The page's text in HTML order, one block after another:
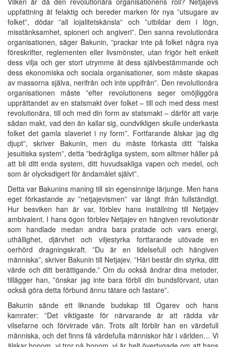
uppfattning ät felaktig och bereder marken för nya ”utsugare av
folket”, dödar ”all lojalitetskänsla” och ”utbildar dem i lögn,
misstänksamhet, spioneri och angiveri”. Den sanna revolutionära
organisationen, säger Bakunin, ”prackar inte på folket några nya
föreskrifter, reglementen eller livsmönster, utan frigör helt enkelt
dess vilja och ger stort utrymme åt dess självbestämmande och
dess ekonomiska och sociala organisationer, som måste skapas
av massorna själva, nerifrån och inte uppifrån”. Den revolutionära
organisationen måste ”efter revolutionens seger omöjliggöra
upprättandet av en statsmakt över folket – till och med dess mest
revolutionära, till och med din form av statsmakt – därför att varje
sådan makt, vad den än kallar sig, oundvikligen skulle underkasta
folket det gamla slaveriet i ny form”. Fortfarande älskar jag dig
djupt”, skriver Bakunin, men du måste förkasta ditt ”falska
jesuitiska system”, detta ”bedrägliga system, som alltmer håller på
att bli ditt enda system, ditt huvudsakliga vapen och medel, och
som är olycksdigert för ändamålet självt”.
Detta var Bakunins maning till sin egensinnige lärjunge. Men hans
eget förkastande av ”netjajevismen” var långt ifrån fullständigt.
Hur besviken han är var, förblev hans inställning till Netjajev
ambivalent. I hans ögon förblev Netjajev en hängiven revolutionär
som handlade medan andra bara pratade och vars energi,
uthållighet, djärvhet och viljestyrka fortfarande utövade en
oerhörd dragningskraft. ”Du är en lidelsefull och hängiven
människa”, skriver Bakunin till Netjajev. ”Häri består din styrka, ditt
värde och ditt berättigande.” Om du också ändrar dina metoder,
tillägger han, ”önskar jag inte bara förbli din bundsförvant, utan
också göra detta förbund ännu tätare och fastare”.
Bakunin sände ett liknande budskap till Ogarev och hans
kamrater: ”Det viktigaste för närvarande är att rädda vår
vilsefarne och förvirrade vän. Trots allt förblir han en värdefull
människa, och det finns få värdefulla människor här i världen… Vi